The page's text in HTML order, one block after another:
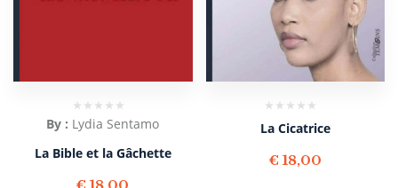
By : Lydia Sentamo
La Bible et la Gâchette
€ 18,00
La Cicatrice
€ 18,00